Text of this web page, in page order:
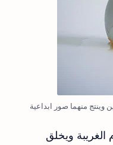
منهما صور ابداعية
ويخلق